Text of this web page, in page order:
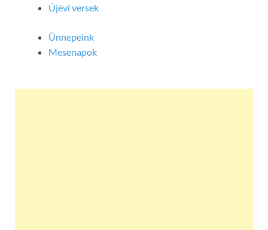
Újévi versek
Ünnepeink
Mesenapok